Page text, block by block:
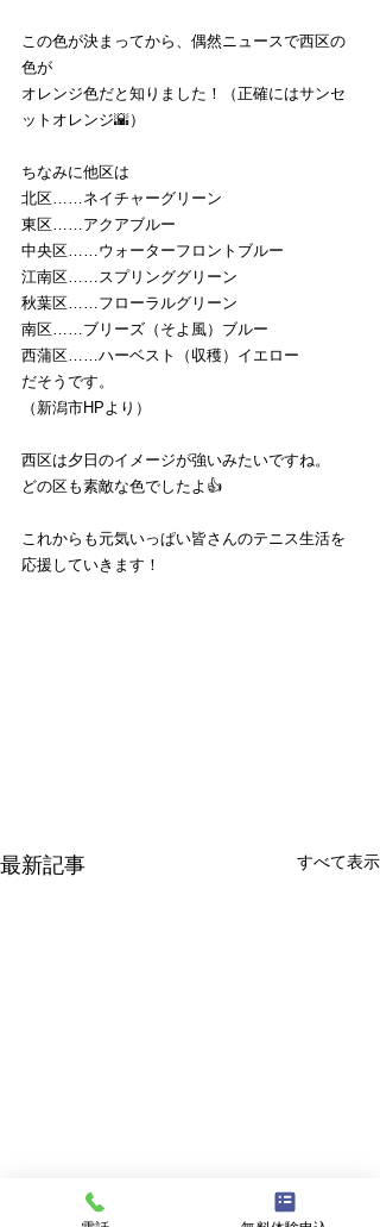
この色が決まってから、偶然ニュースで西区の
色が
オレンジ色だと知りました！（正確にはサンセ
ットオレンジ🌇）
ちなみに他区は
北区……ネイチャーグリーン
東区……アクアブルー
中央区……ウォーターフロントブルー
江南区……スプリンググリーン
秋葉区……フローラルグリーン
南区……ブリーズ（そよ風）ブルー
西蒲区……ハーベスト（収穫）イエロー
だそうです。
（新潟市HPより）
西区は夕日のイメージが強いみたいですね。
どの区も素敵な色でしたよ👍
これからも元気いっぱい皆さんのテニス生活を
応援していきます！
最新記事 すべて表示